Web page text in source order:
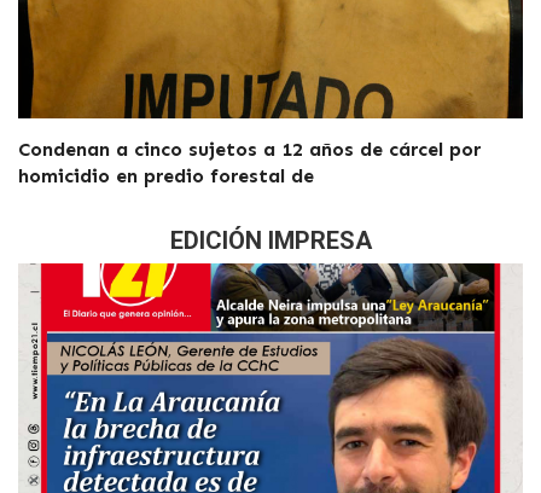
Condenan a cinco sujetos a 12 años de cárcel por
homicidio en predio forestal de
EDICIÓN IMPRESA